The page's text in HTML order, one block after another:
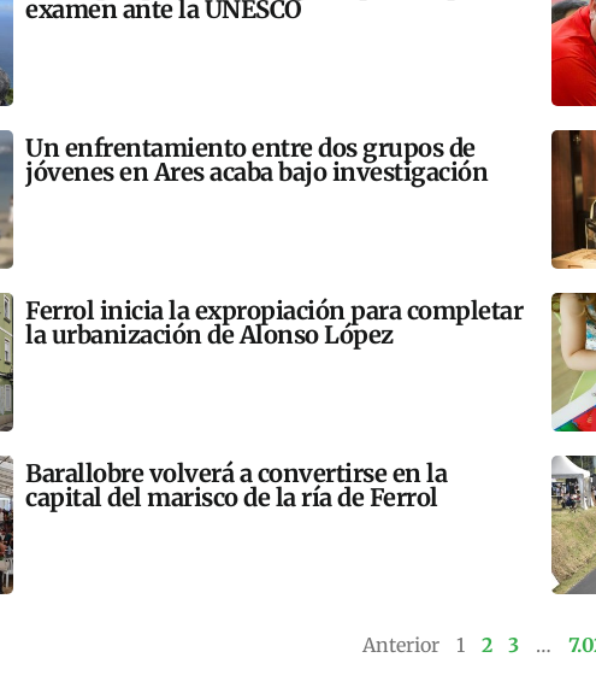
examen ante la UNESCO
Un enfrentamiento entre dos grupos de
jóvenes en Ares acaba bajo investigación
Ferrol inicia la expropiación para completar
la urbanización de Alonso López
Barallobre volverá a convertirse en la
capital del marisco de la ría de Ferrol
Anterior 1 2 3 …